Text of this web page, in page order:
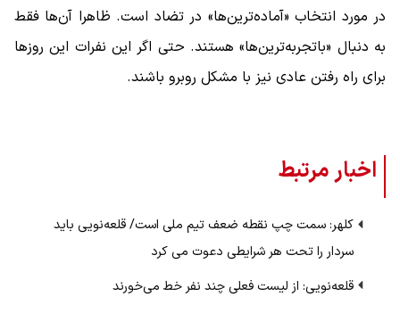
در مورد انتخاب «آماده‌ترین‌ها» در تضاد است. ظاهرا آن‌ها فقط
به دنبال «باتجربه‌ترین‌ها» هستند. حتی اگر این نفرات این روزها
برای راه رفتن عادی نیز با مشکل روبرو باشند.
اخبار مرتبط
کلهر: سمت چپ نقطه ضعف تیم ملی است/ قلعه‌نویی باید
سردار را تحت هر شرایطی دعوت می کرد
قلعه‌نویی: از لیست فعلی چند نفر خط می‌خورند